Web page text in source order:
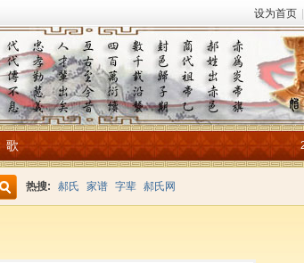
设为首页
歌
热搜: 郝氏 家谱 字辈 郝氏网